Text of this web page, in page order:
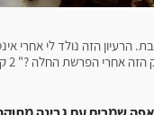
הרעיון הזה נולד לי אחרי
ה